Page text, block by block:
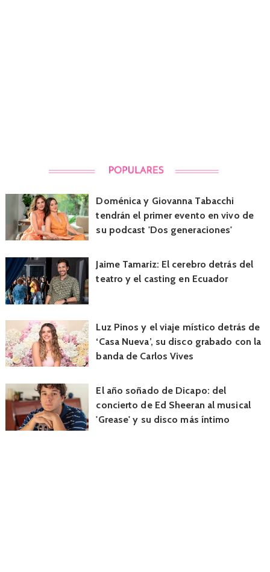
Doménica y Giovanna Tabacchi
tendrán el primer evento en vivo de
su podcast 'Dos generaciones'
Jaime Tamariz: El cerebro detrás del
teatro y el casting en Ecuador
Luz Pinos y el viaje místico detrás de
‘Casa Nueva’, su disco grabado con la
banda de Carlos Vives
El año soñado de Dicapo: del
concierto de Ed Sheeran al musical
'Grease' y su disco más íntimo